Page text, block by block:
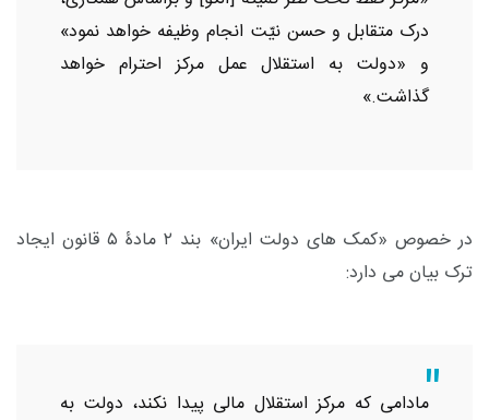
درک متقابل و حسن نیّت انجام وظیفه خواهد نمود»
و «دولت به استقلال عمل مرکز احترام خواهد
گذاشت.»
در خصوص «کمک های دولت ایران» بند ۲ مادۀ ۵ قانون ایجاد
ترک بیان می دارد:
مادامی که مرکز استقلال مالی پیدا نکند، دولت به